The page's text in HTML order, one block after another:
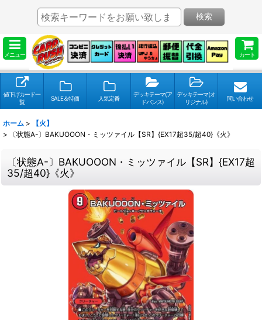
メニュー カート
検索
値下げカード一
覧
SALE＆特価 人気定番
デッキテーマ(ア
ドバンス)
デッキテーマ(オ
リジナル)
問い合わせ
ホーム >
【火】
>
〔状態A-〕BAKUOOON・ミッツァイル【SR】{EX17超35/超40}《火》
〔状態A-〕BAKUOOON・ミッツァイル【SR】{EX17超
35/超40}《火》